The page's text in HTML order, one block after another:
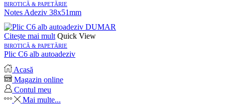
BIROTICĂ & PAPETĂRIE
Notes Adeziv 38x51mm
Citește mai mult Quick View
BIROTICĂ & PAPETĂRIE
Plic C6 alb autoadeziv
Acasă
Magazin online
Contul meu
Mai multe...